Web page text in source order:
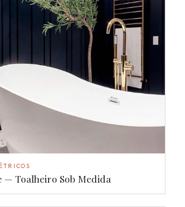
— Toalheiro Sob Medida